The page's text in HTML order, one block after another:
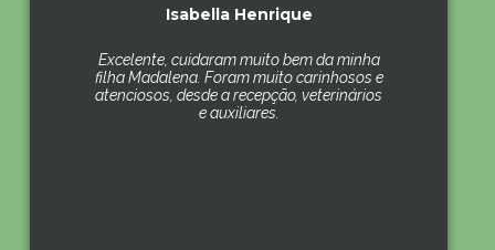
Isabella Henrique
Excelente, cuidaram muito bem da minha
filha Madalena. Foram muito carinhosos e
atenciosos, desde a recepção, veterinários
e auxiliares.